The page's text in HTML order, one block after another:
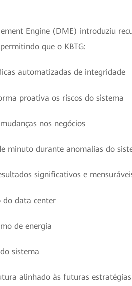
Engine (DME) introduziu
que o KBTG:
automatizadas de integridade
proativa os riscos do sistema
nos negócios
minuto durante anomalias do
significativos e
do data center
de energia
sistema
alinhado às futuras